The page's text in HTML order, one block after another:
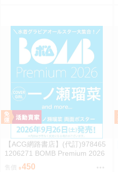
【ACG網路書店】(代訂)978465
1206271 BOMB Premium 2026
封面:一ノ瀬瑠菜 附:雙面海報
售價 450